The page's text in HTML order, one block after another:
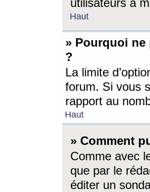
utilisateurs à
Haut
» Pourquoi ne
?
La limite
forum. Si vous
rapport au
Haut
» Comment
Comme avec
que par le
éditer un